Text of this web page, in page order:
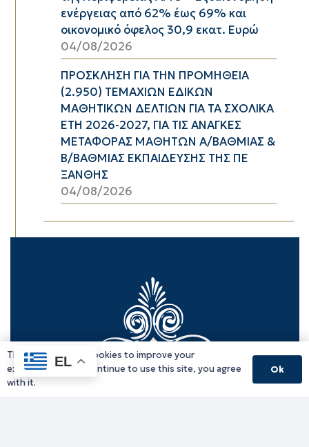
ενέργειας από 62% έως 69% και
οικονομικό όφελος 30,9 εκατ. Ευρώ
04/08/2026
ΠΡΟΣΚΛΗΣΗ ΓΙΑ ΤΗΝ ΠΡΟΜΗΘΕΙΑ
(2.950) ΤΕΜΑΧΙΩΝ ΕΔΙΚΩΝ
ΜΑΘΗΤΙΚΩΝ ΔΕΛΤΙΩΝ ΓΙΑ ΤΑ ΣΧΟΛΙΚΑ
ΕΤΗ 2026-2027, ΓΙΑ ΤΙΣ ΑΝΑΓΚΕΣ
ΜΕΤΑΦΟΡΑΣ ΜΑΘΗΤΩΝ Α/ΒΑΘΜΙΑΣ &
Β/ΒΑΘΜΙΑΣ ΕΚΠΑΙΔΕΥΣΗΣ ΤΗΣ ΠΕ
ΞΑΝΘΗΣ
04/08/2026
EL
This website uses cookies to improve your
experience. If you continue to use this site, you agree
with it.
Ok